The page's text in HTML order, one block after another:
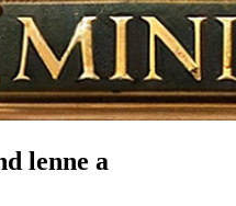
lenne a